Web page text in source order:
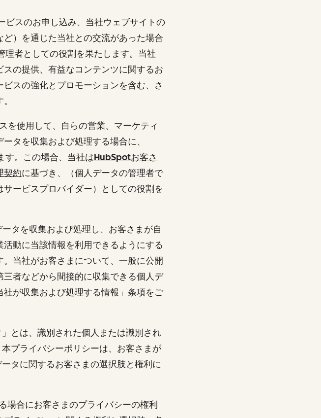
ビスのお申し込み、当社ウェブサイトの
）を通じた当社との交流があった場合
者としての役割を果たします。当社
の提供、有益なコンテンツに関するお
スの強化とプロモーションを含む、さ
を使用して、自らの営業、マーケティ
タを収集および処理する場合に、
す。この場合、当社はHubSpotお客さ
契約に基づき、（個人データの管理者で
ービスプロバイダー）としての役割を
タを収集および処理し、お客さまが自
動に当該情報を利用できるようにする
当社がお客さまについて、一般に公開
者などから間接的に収集できる個人デ
が収集および処理する情報」条項をご
とは、識別された個人または識別され
プライバシーポリシーは、お客さまが
タに関するお客さまの選択肢と権利に
場合にお客さまのプライバシーの権利